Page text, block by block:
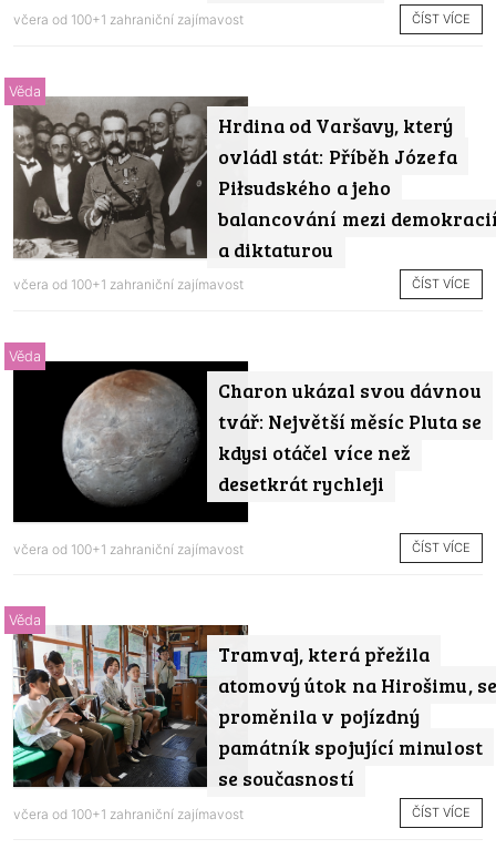
včera od 100+1 zahraniční zajímavost ČÍST VÍCE
Hrdina od Varšavy, který
ovládl stát: Příběh Józefa
Piłsudského a jeho
balancování mezi
a diktaturou
Věda
včera od 100+1 zahraniční zajímavost ČÍST VÍCE
Charon ukázal svou dávnou
tvář: Největší měsíc Pluta se
kdysi otáčel více než
desetkrát rychleji
Věda
včera od 100+1 zahraniční zajímavost ČÍST VÍCE
Tramvaj, která přežila
atomový útok na Hirošimu, se
proměnila v pojízdný
památník spojující minulost
se současností
Věda
včera od 100+1 zahraniční zajímavost ČÍST VÍCE